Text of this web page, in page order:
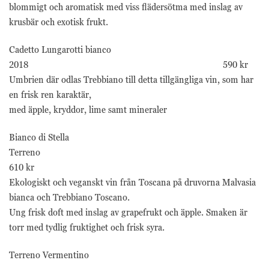
blommigt och aromatisk med viss flädersötma med inslag av
krusbär och exotisk frukt.
Cadetto Lungarotti bianco
2018 590 kr
Umbrien där odlas Trebbiano till detta tillgängliga vin, som har
en frisk ren karaktär,
med äpple, kryddor, lime samt mineraler
Bianco di Stella
Terreno
610 kr
Ekologiskt och veganskt vin från Toscana på druvorna Malvasia
bianca och Trebbiano Toscano.
Ung frisk doft med inslag av grapefrukt och äpple. Smaken är
torr med tydlig fruktighet och frisk syra.
Terreno Vermentino